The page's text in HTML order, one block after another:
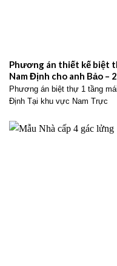
Phương án thiết kế biệt
Nam Định cho anh Bảo –
Phương án biệt thự 1 tầng
Định Tại khu vực Nam Trực